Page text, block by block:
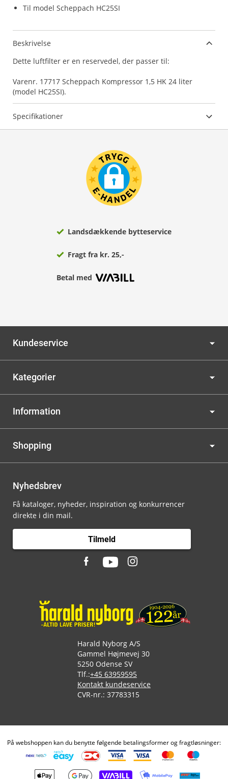
Til model Scheppach HC25SI
Beskrivelse
Dette luftfilter er en reservedel, der passer til:
Varenr. 17717 Scheppach Kompressor 1,5 HK 24 liter
(model HC25SI).
Specifikationer
Landsdækkende bytteservice
Fragt fra kr. 25,-
Betal med
Kundeservice
Kategorier
Information
Shopping
Nyhedsbrev
Få kataloger, nyheder, inspiration og konkurrencer
direkte i din mail.
Tilmeld
Harald Nyborg A/S
Gammel Højmevej 30
5250 Odense SV
Tlf.:+45 63959595
Kontakt kundeservice
CVR-nr.: 37783315
På webshoppen kan du benytte følgende betalingsformer og fragtløsninger: